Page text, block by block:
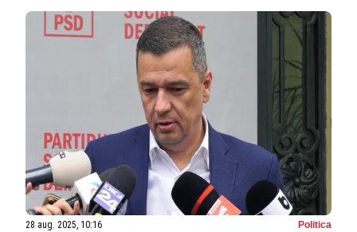
28 aug. 2025, 10:16 Politica